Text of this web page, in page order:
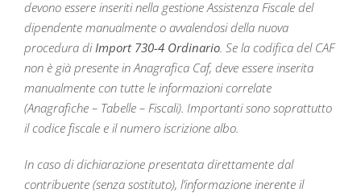
devono essere inseriti nella gestione Assistenza Fiscale del
dipendente manualmente o avvalendosi della nuova
procedura di Import 730-4 Ordinario. Se la codifica del CAF
non è già presente in Anagrafica Caf, deve essere inserita
manualmente con tutte le informazioni correlate
(Anagrafiche – Tabelle – Fiscali). Importanti sono soprattutto
il codice fiscale e il numero iscrizione albo.
In caso di dichiarazione presentata direttamente dal
contribuente (senza sostituto), l’informazione inerente il